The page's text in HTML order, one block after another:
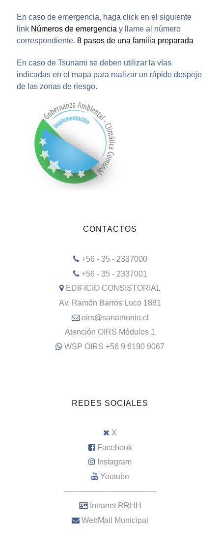
En caso de emergencia, haga click en el siguiente
link Números de emergencia y llame al número
correspondiente. 8 pasos de una familia preparada
En caso de Tsunami se deben utilizar la vías
indicadas en el mapa para realizar un rápido despeje
de las zonas de riesgo.
CONTACTOS
+56 - 35 - 2337000
+56 - 35 - 2337001
EDIFICIO CONSISTORIAL
Av. Ramón Barros Luco 1881
oirs@sanantonio.cl
Atención OIRS Módulos 1
WSP OIRS +56 9 6190 9067
REDES SOCIALES
X
Facebook
Instagram
Youtube
–––––––––––––––––––––
Intranet RRHH
WebMail Municipal